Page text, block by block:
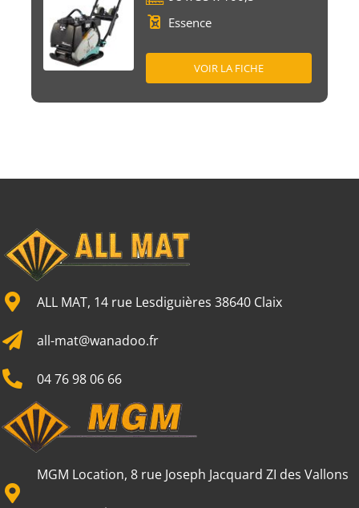
Essence
VOIR LA FICHE
ALL MAT, 14 rue Lesdiguières 38640 Claix
all-mat@wanadoo.fr
04 76 98 06 66
MGM Location, 8 rue Joseph Jacquard ZI des Vallons